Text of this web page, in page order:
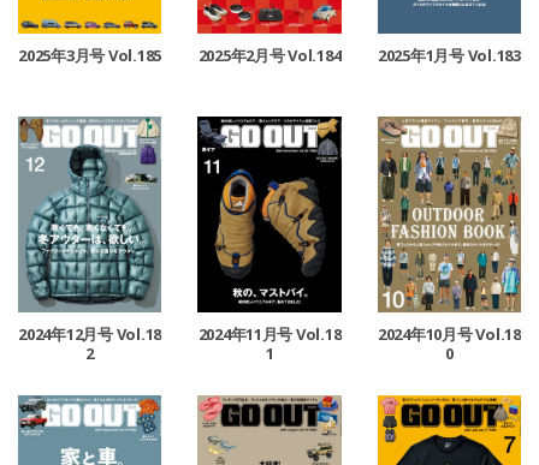
2025年3月号 Vol.185 2025年2月号 Vol.184 2025年1月号 Vol.183
2024年12月号 Vol.18
2
2024年11月号 Vol.18
1
2024年10月号 Vol.18
0